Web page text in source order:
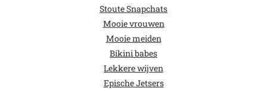
Stoute Snapchats
Mooie vrouwen
Mooie meiden
Bikini babes
Lekkere wijven
Epische Jetsers